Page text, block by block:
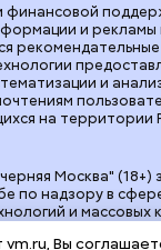
Москва" (18+)
по надзору в
и массовых
финансовой
и рекламы
и
на территории
vm.ru, Вы